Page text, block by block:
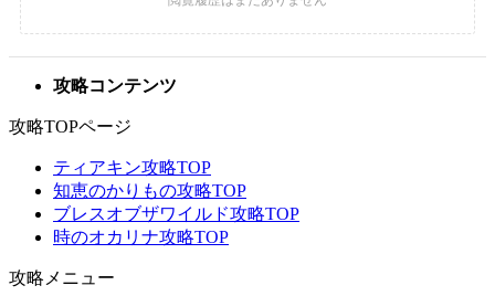
攻略コンテンツ
攻略TOPページ
ティアキン攻略TOP
知恵のかりもの攻略TOP
ブレスオブザワイルド攻略TOP
時のオカリナ攻略TOP
攻略メニュー